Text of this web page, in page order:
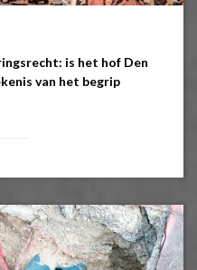
is het hof Den
van het begrip